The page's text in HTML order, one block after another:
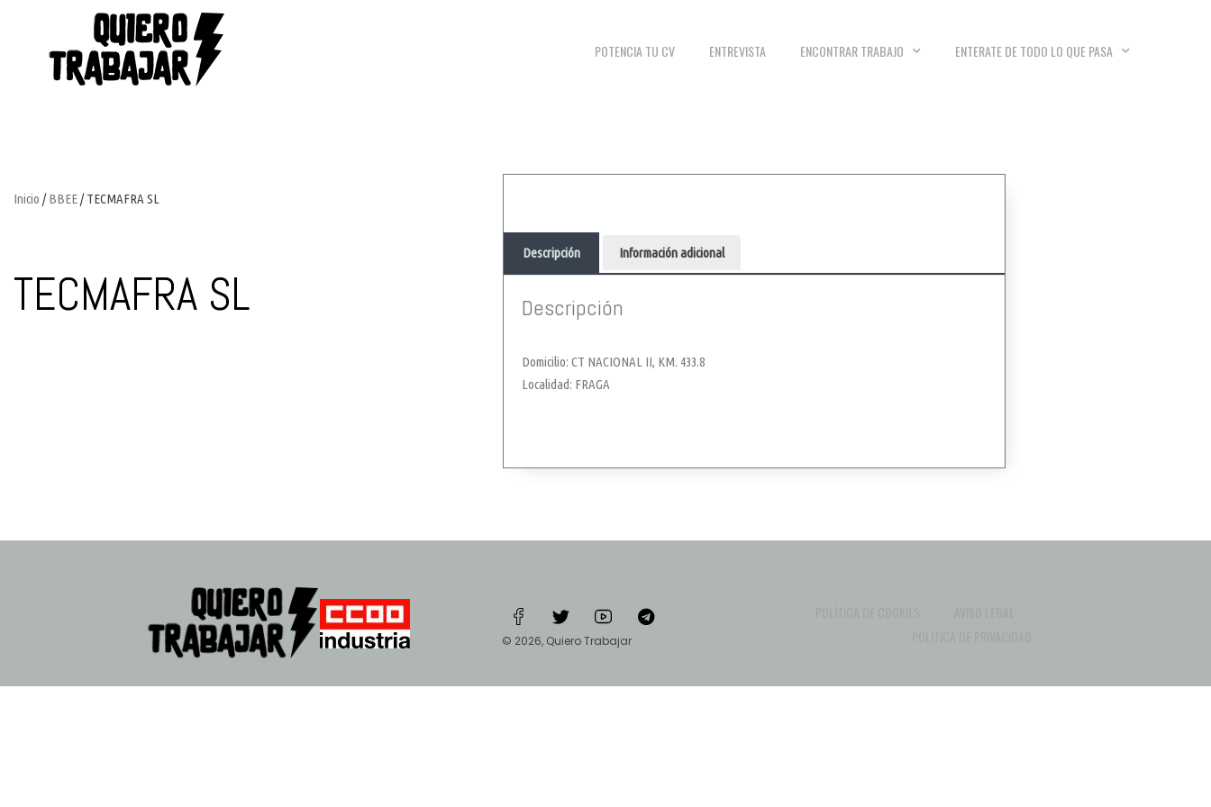
POTENCIA TU CV ENTREVISTA ENCONTRAR TRABAJO ENTERATE DE TODO LO QUE PASA
Inicio /BBEE/ TECMAFRA SL
TECMAFRA SL
Descripción Información adicional
Descripción
Domicilio: CT NACIONAL II, KM. 433.8
Localidad: FRAGA
© 2026, Quiero Trabajar